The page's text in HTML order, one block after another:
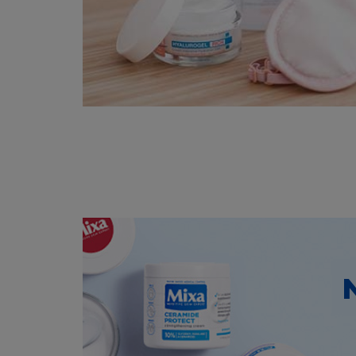
agentů od
jeho
soudní pře, kroky
dodavatelům
(i) s vaším
(ii) vaším
Ustanovení v